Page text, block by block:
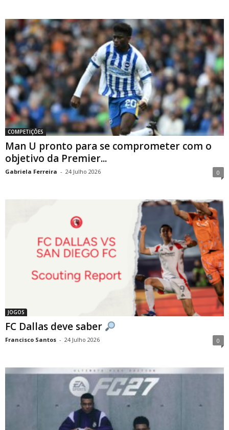
COMPETIÇÕES
Man U pronto para se comprometer com o
objetivo da Premier...
Gabriela Ferreira - 24 Julho 2026 0
JOGOS
FC Dallas deve saber
Francisco Santos - 24 Julho 2026 0